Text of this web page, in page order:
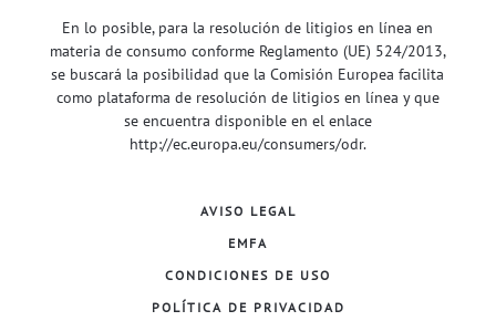
En lo posible, para la resolución de litigios en línea en
materia de consumo conforme Reglamento (UE) 524/2013,
se buscará la posibilidad que la Comisión Europea facilita
como plataforma de resolución de litigios en línea y que
se encuentra disponible en el enlace
http://ec.europa.eu/consumers/odr.
AVISO LEGAL
EMFA
CONDICIONES DE USO
POLÍTICA DE PRIVACIDAD